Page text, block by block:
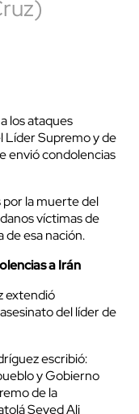
los ataques
Líder Supremo y de
envió condolencias
por la muerte del
víctimas de
de esa nación.
a Irán
extendió
del líder de
escribió:
y Gobierno
de la
Seyed Ali